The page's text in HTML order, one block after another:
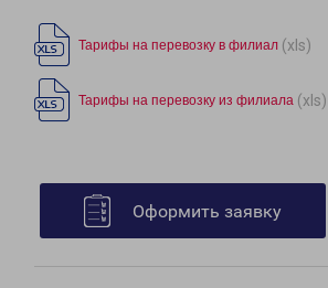
Тарифы на перевозку в филиал (xls)
Тарифы на перевозку из филиала (xls)
Оформить заявку